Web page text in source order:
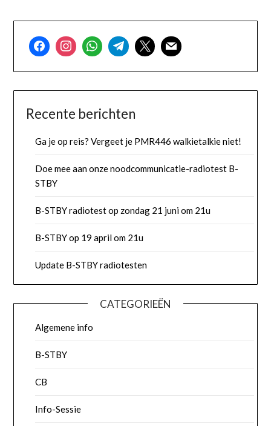
Recente berichten
Ga je op reis? Vergeet je PMR446 walkietalkie niet!
Doe mee aan onze noodcommunicatie-radiotest B-
STBY
B-STBY radiotest op zondag 21 juni om 21u
B-STBY op 19 april om 21u
Update B-STBY radiotesten
CATEGORIEËN
Algemene info
B-STBY
CB
Info-Sessie